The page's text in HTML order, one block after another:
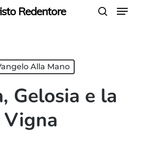
Redentore Menu
Alla Mano
Gelosia e la
Vigna